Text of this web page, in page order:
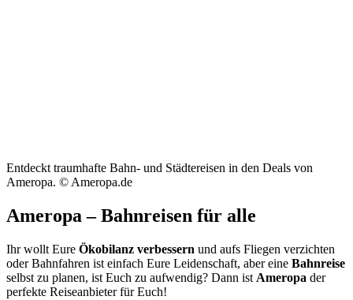
Entdeckt traumhafte Bahn- und Städtereisen in den Deals von
Ameropa. © Ameropa.de
Ameropa – Bahnreisen für alle
Ihr wollt Eure Ökobilanz verbessern und aufs Fliegen verzichten
oder Bahnfahren ist einfach Eure Leidenschaft, aber eine Bahnreise
selbst zu planen, ist Euch zu aufwendig? Dann ist Ameropa der
perfekte Reiseanbieter für Euch!